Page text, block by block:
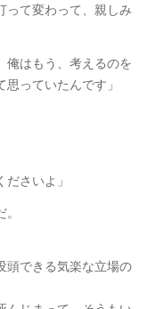
て変わって、親しみ
俺はもう、考えるのを
っていたんです」
さいよ」
できる気楽な立場の